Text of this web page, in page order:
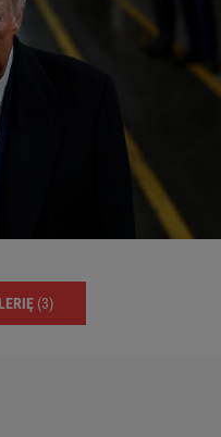
(3)